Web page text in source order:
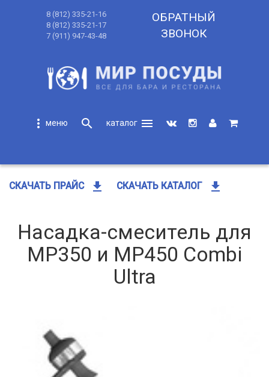
8 (812) 335-21-16
8 (812) 335-21-17
7 (911) 947-43-48
ОБРАТНЫЙ
ЗВОНОК
more_vert search
menu
СКАЧАТЬ ПРАЙС get_app СКАЧАТЬ КАТАЛОГ get_app
Насадка-смеситель для
MP350 и MP450 Combi
Ultra